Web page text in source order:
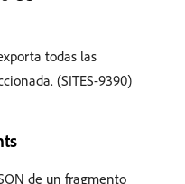
todas las
(SITES-9390)
de un fragmento